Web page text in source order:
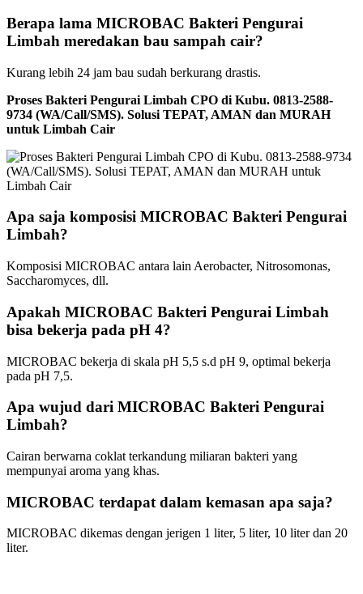
Berapa lama MICROBAC Bakteri Pengurai
Limbah meredakan bau sampah cair?
Kurang lebih 24 jam bau sudah berkurang drastis.
Proses Bakteri Pengurai Limbah CPO di Kubu. 0813-2588-
9734 (WA/Call/SMS). Solusi TEPAT, AMAN dan MURAH
untuk Limbah Cair
Apa saja komposisi MICROBAC Bakteri Pengurai
Limbah?
Komposisi MICROBAC antara lain Aerobacter, Nitrosomonas,
Saccharomyces, dll.
Apakah MICROBAC Bakteri Pengurai Limbah
bisa bekerja pada pH 4?
MICROBAC bekerja di skala pH 5,5 s.d pH 9, optimal bekerja
pada pH 7,5.
Apa wujud dari MICROBAC Bakteri Pengurai
Limbah?
Cairan berwarna coklat terkandung miliaran bakteri yang
mempunyai aroma yang khas.
MICROBAC terdapat dalam kemasan apa saja?
MICROBAC dikemas dengan jerigen 1 liter, 5 liter, 10 liter dan 20
liter.